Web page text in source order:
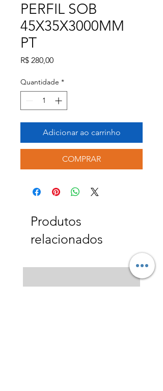
PERFIL SOB
45X35X3000MM
PT
R$ 280,00Preço
Quantidade *
Adicionar ao carrinho
COMPRAR
Produtos
relacionados